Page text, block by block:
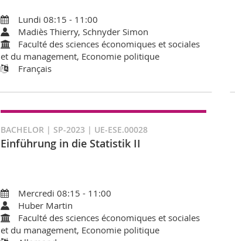
Lundi 08:15 - 11:00
Madiès Thierry, Schnyder Simon
Faculté des sciences économiques et sociales
et du management, Economie politique
Français
BACHELOR | SP-2023 | UE-ESE.00028
Einführung in die Statistik II
Mercredi 08:15 - 11:00
Huber Martin
Faculté des sciences économiques et sociales
et du management, Economie politique